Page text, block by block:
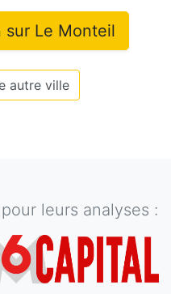
sur Le Monteil
autre ville
leurs analyses :